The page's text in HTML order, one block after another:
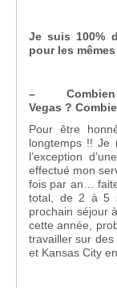
Je suis 100%
pour les
– Combien
Vegas ?
Pour être
longtemps !! Je
l’exception
effectué mon
fois par an…
total, de 2 à 5
prochain séjour
cette année,
travailler sur
et Kansas City